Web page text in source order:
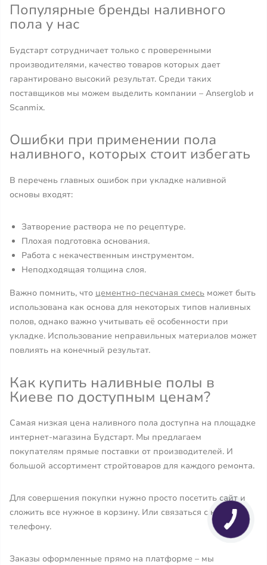
Популярные бренды наливного
пола у нас
Будстарт сотрудничает только с проверенными
производителями, качество товаров которых дает
гарантировано высокий результат. Среди таких
поставщиков мы можем выделить компании – Anserglob и
Scanmix.
Ошибки при применении пола
наливного, которых стоит избегать
В перечень главных ошибок при укладке наливной
основы входят:
Затворение раствора не по рецептуре.
Плохая подготовка основания.
Работа с некачественным инструментом.
Неподходящая толщина слоя.
Важно помнить, что цементно-песчаная смесь может быть
использована как основа для некоторых типов наливных
полов, однако важно учитывать её особенности при
укладке. Использование неправильных материалов может
повлиять на конечный результат.
Как купить наливные полы в
Киеве по доступным ценам?
Самая низкая цена наливного пола доступна на площадке
интернет-магазина Будстарт. Мы предлагаем
покупателям прямые поставки от производителей. И
большой ассортимент стройтоваров для каждого ремонта.
Для совершения покупки нужно просто посетить сайт и
сложить все нужное в корзину. Или связаться с нами по
телефону.
Заказы оформленные прямо на платформе – мы